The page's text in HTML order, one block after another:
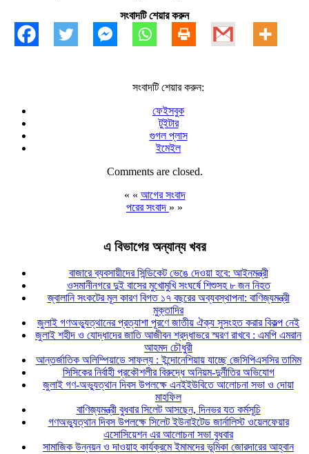
সংবাদটি শেয়ার করুন
সংবাদটি শেয়ার করুন:
ফেইসবুক
টুইটার
গুগল প্লাস
ইমেইল
Comments are closed.
« « আগের সংবাদ
পরের সংবাদ » »
এ বিভাগের অন্যান্য খবর
বাজারে ব্যবসায়ীদের সিন্ডিকেট ভেঙে দেওয়া হবে: আইনমন্ত্রী
ওসমানীনগরে দুই বাসের মুখোমুখি সংঘর্ষে শিশুসহ ৮ জন নিহত
জ্বালানি সংকটের মূল কারণ বিগত ১৭ বছরের অব্যবস্থাপনা: বাণিজ্যমন্ত্রী
মুক্তাদির
জুলাই গণঅভ্যুত্থানের প্রত্যাশা পূরণে জাতীয় ঐক্য সুসংহত করার বিকল্প নেই
জুলাই শহীদ ও যোদ্ধাদের জাতি আজীবন শ্রদ্ধাভরে স্মরণ রাখবে : এমপি এমরান
আহমদ চৌধুরী
আন্তর্জাতিক অলিম্পিয়াডে সাফল্য : ইন্দোনেশিয়ায় যাচ্ছে জেসিপিএসসির তামিম
সিসিকের নির্বাহী প্রকৌশলীর বিরুদ্ধে অনিয়ম-দুর্নীতির অভিযোগ
জুলাই গণ-অভ্যুত্থান দিবস উপলক্ষে এনইইউবিতে আলোচনা সভা ও দোয়া
মাহফিল
বাণিজ্যমন্ত্রী বুধবার সিলেট আসছেন, দিনভর যত কর্মসূচি
গণঅভ্যুত্থান দিবস উপলক্ষে সিলেট ইউনাইটেড জার্নালিস্ট ওয়েলফেয়ার
এসোসিয়েশন এর আলোচনা সভা বুধবার
সামাজিক উন্নয়ন ও দাওয়াহ কার্যক্রমে ইমামদের ভূমিকা জোরদারের আহ্বান